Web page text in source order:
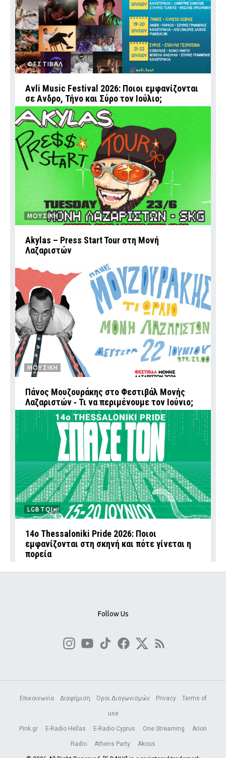
ΦΕΣΤΙΒΑΛ
Avli Music Festival 2026: Ποιοι εμφανίζονται
σε Ανδρο, Τήνο και Σύρο τον Ιούλιο;
ΜΟΥΣΙΚΗ
Akylas – Press Start Tour στη Μονή
Λαζαριστών
ΜΟΥΣΙΚΗ
Πάνος Μουζουράκης στο Φεστιβάλ Μονής
Λαζαριστών ‑ Τι να περιμένουμε τον Ιούνιο;
LGBTQI+
14ο Thessaloniki Pride 2026: Ποιοι
εμφανίζονται στη σκηνή και πότε γίνεται η
πορεία
Follow Us
Επικοινωνία Διαφήμιση Όροι Διαγωνισμών Privacy Terms of
use
Pink.gr E-Radio Hellas E-Radio Cyprus One Streaming Arion
Radio Athens Party Akous